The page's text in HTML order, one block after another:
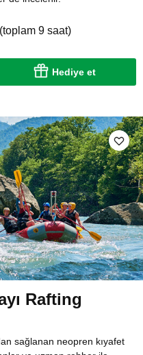
9 saat)
Hediye et
Rafting
sağlanan neopren kıyafet